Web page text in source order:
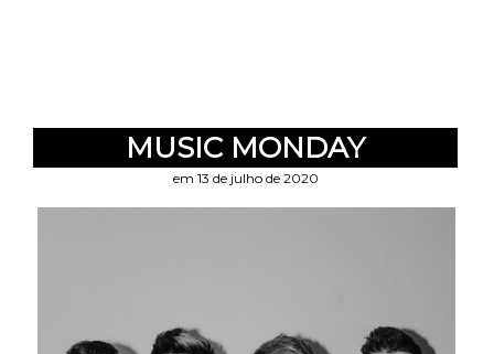
MUSIC MONDAY
em 13 de julho de 2020